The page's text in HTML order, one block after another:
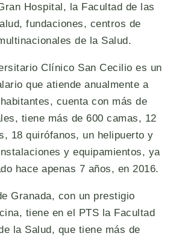
Hospital, la Facultad de las
fundaciones, centros de
de la Salud.
Clínico San Cecilio es un
que atiende anualmente a
cuenta con más de
tiene más de 600 camas, 12
18 quirófanos, un helipuerto y
y equipamientos, ya
hace apenas 7 años, en 2016.
Granada, con un prestigio
tiene en el PTS la Facultad
la Salud, que tiene más de